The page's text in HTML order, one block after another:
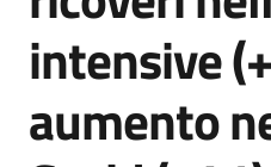
comunicazione
Seguici
su
intensive
aumento